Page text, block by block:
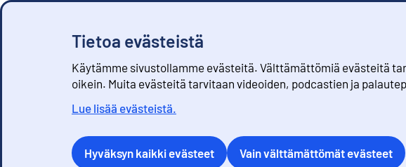
Tietoa evästeistä
Käytämme sivustollamme evästeitä. Välttämättömiä evästeitä
oikein. Muita evästeitä tarvitaan videoiden, podcastien ja
Lue lisää evästeistä.
Hyväksyn kaikki evästeet Vain välttämättömät evästeet